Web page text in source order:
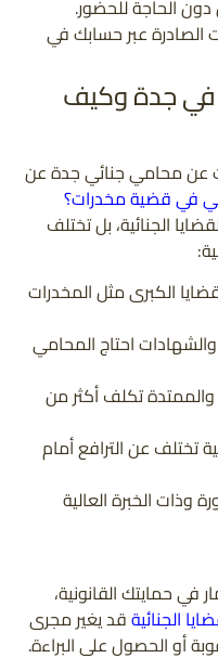
الحاجة للحضور.
الصادرة عبر حسابك في
في جدة وكيف
عن محامي جنائي جدة عن
في قضية مخدرات؟
الجنائية، بل تختلف
الكبرى مثل المخدرات
والشهادات احتاج المحامي
والممتدة تكلف أكثر من
تختلف عن الترافع أمام
وذات الخبرة العالية
في حمايتك القانونية،
الجنائيةقد يغير مجرى
أو الحصول على البراءة.